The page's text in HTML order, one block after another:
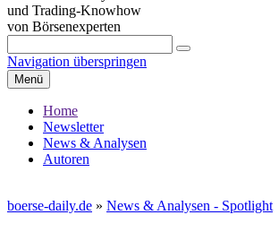
und Trading-Knowhow
von Börsenexperten
Navigation überspringen
Menü
Home
Newsletter
News & Analysen
Autoren
boerse-daily.de » News & Analysen - Spotlight